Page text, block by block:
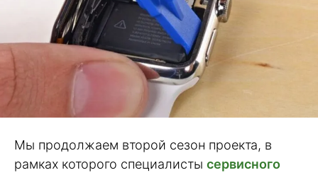
Мы продолжаем второй сезон проекта, в
рамках которого специалисты сервисного